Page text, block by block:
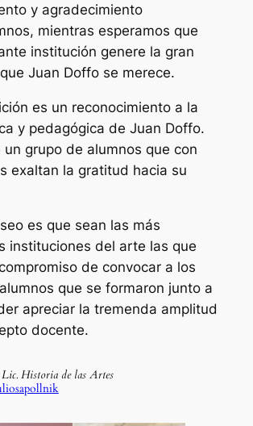
y agradecimiento
mientras esperamos que
institución genere la gran
Juan Doffo se merece.
es un reconocimiento a la
y pedagógica de Juan Doffo.
un grupo de alumnos que con
exaltan la gratitud hacia su
es que sean las más
instituciones del arte las que
de convocar a los
que se formaron junto a
apreciar la tremenda amplitud
docente.
Historia de las Artes